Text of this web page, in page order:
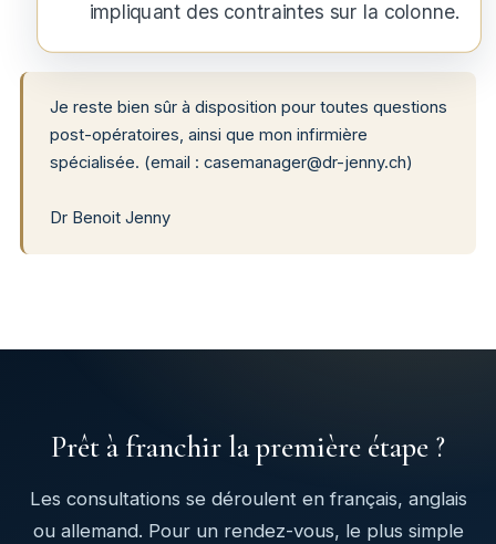
impliquant des contraintes sur la colonne.
Je reste bien sûr à disposition pour toutes questions
post-opératoires, ainsi que mon infirmière
spécialisée. (email : casemanager@dr-jenny.ch)
Dr Benoit Jenny
Prêt à franchir la première étape ?
Les consultations se déroulent en français, anglais
ou allemand. Pour un rendez-vous, le plus simple